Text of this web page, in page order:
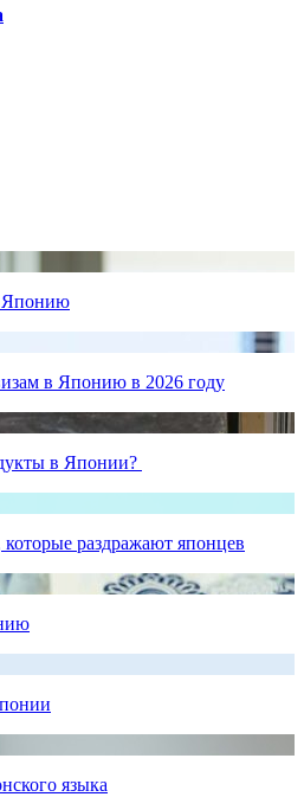
Японию
в Японию в 2026 году
в Японии?
раздражают японцев
языка